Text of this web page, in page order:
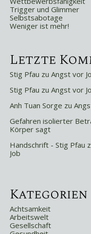
Trigger und Glimmer
Selbstsabotage
Weniger ist mehr!
Letzte
Stig Pfau zu Angst vor
Stig Pfau zu Angst vor
Anh Tuan Sorge zu
Gefahren isolierter
Körper sagt
Handschrift - Stig Pfau
Job
Kategorien
Achtsamkeit
Arbeitswelt
Gesellschaft